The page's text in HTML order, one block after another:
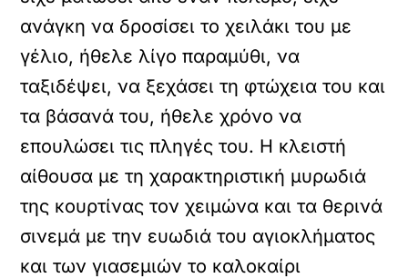
ανάγκη να δροσίσει το χειλάκι του με
γέλιο, ήθελε λίγο παραμύθι, να
ταξιδέψει, να ξεχάσει τη φτώχεια του και
τα βάσανά του, ήθελε χρόνο να
επουλώσει τις πληγές του. Η κλειστή
αίθουσα με τη χαρακτηριστική μυρωδιά
της κουρτίνας τον χειμώνα και τα θερινά
σινεμά με την ευωδιά του αγιοκλήματος
και των γιασεμιών το καλοκαίρι